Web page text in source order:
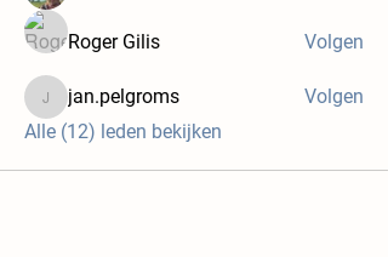
Roger Gilis Volgen
jan.pelgroms
jan.pelgroms
Volgen
Alle (12) leden bekijken